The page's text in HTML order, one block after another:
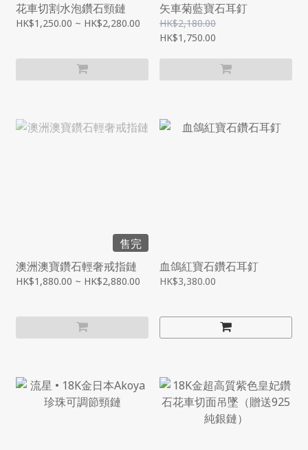
花車切割水泡鑽石頸鏈
HK$1,250.00 ~ HK$2,280.00
矢車菊藍寶石耳釘
HK$2,180.00
HK$1,750.00
售完
澳洲澳寶鑽石輕奢戒指鏈
HK$1,880.00 ~ HK$2,880.00
血鴿紅寶石鑽石耳釘
HK$3,380.00